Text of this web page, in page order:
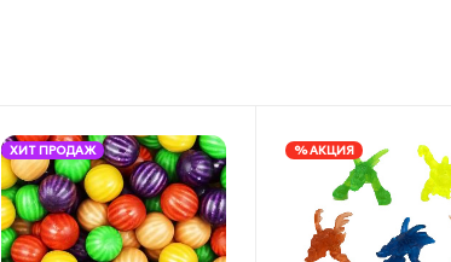
ХИТ ПРОДАЖ % АКЦИЯ